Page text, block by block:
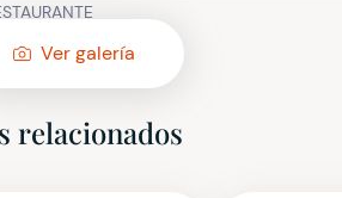
Ver galería
relacionados